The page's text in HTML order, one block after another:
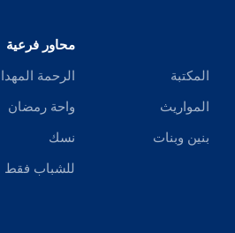
المكتبة
المواريث
بنين وبنات
محاور فرعية
الرحمة
واحة رمضان
نسك
للشباب فقط